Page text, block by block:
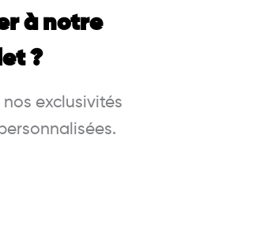
à notre
?
exclusivités